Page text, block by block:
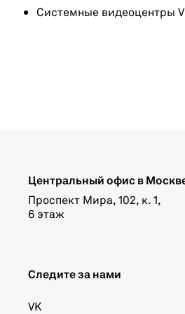
Системные видеоцентры
Центральный офис в
Проспект Мира, 102, к. 1,
6 этаж
Следите за нами
VK